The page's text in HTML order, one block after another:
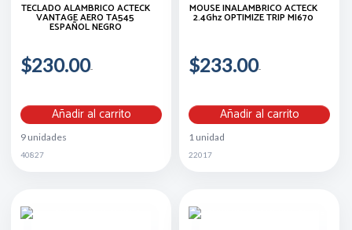
TECLADO ALAMBRICO ACTECK
VANTAGE AERO TA545
ESPAÑOL NEGRO
$230.00
Añadir al carrito
9 unidades
40827
MOUSE INALÁMBRICO ACTECK
2.4Ghz OPTIMIZE TRIP MI670
$233.00
Añadir al carrito
1 unidad
22017